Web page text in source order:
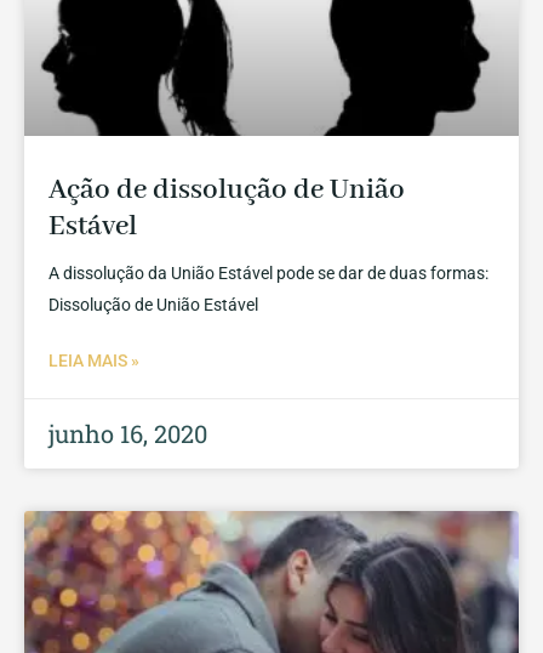
Ação de dissolução de União
Estável
A dissolução da União Estável pode se dar de duas formas:
Dissolução de União Estável
LEIA MAIS »
junho 16, 2020